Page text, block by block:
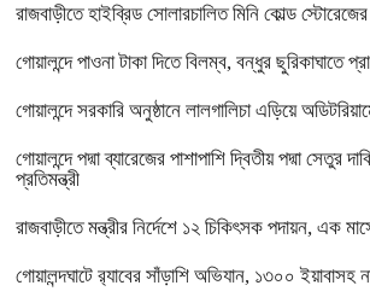
রাজবাড়ীতে হাইব্রিড সোলারচালিত মিনি কোল্ড
গোয়ালন্দে পাওনা টাকা দিতে বিলম্ব, বন্ধুর ছুরিকাঘাতে
গোয়ালন্দে সরকারি অনুষ্ঠানে লালগালিচা এড়িয়ে
গোয়ালন্দে পদ্মা ব্যারেজের পাশাপাশি দ্বিতীয় পদ্মা সেতুর
প্রতিমন্ত্রী
রাজবাড়ীতে মন্ত্রীর নির্দেশে ১২ চিকিৎসক পদায়ন, এক
গোয়ালন্দঘাটে র‌্যাবের সাঁড়াশি অভিযান, ১৩০০ ইয়াবাসহ